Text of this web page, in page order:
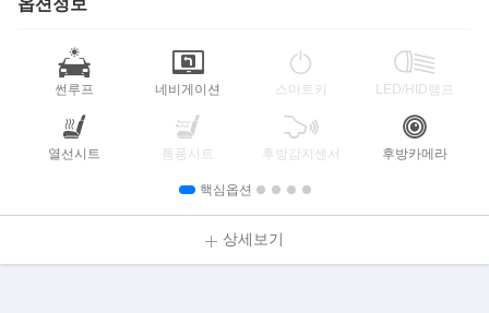
썬루프 네비게이션 스마트키 LED/HID램프
열선시트 통풍시트 후방감지센서 후방카메라
핵심옵션
상세보기